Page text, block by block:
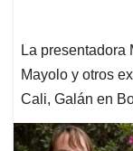
La presentadora
Mayolo y otros
Cali, Galán en